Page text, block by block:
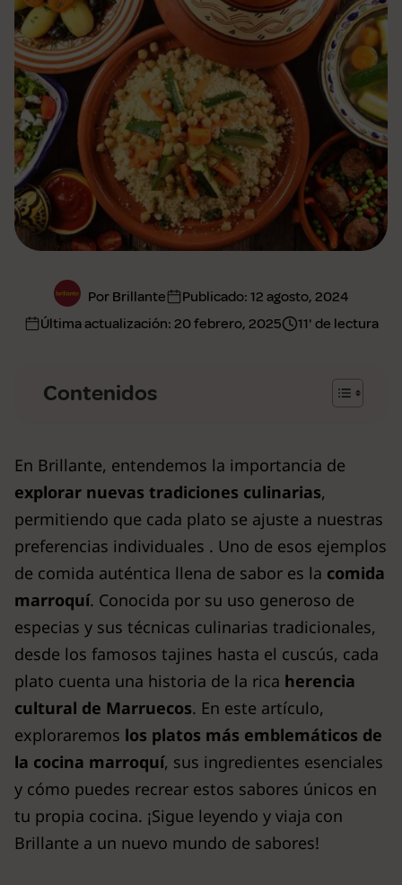
Por Brillante Publicado: 12 agosto, 2024
Última actualización: 20 febrero, 2025 11' de lectura
Contenidos
En Brillante, entendemos la importancia de
explorar nuevas tradiciones culinarias,
permitiendo que cada plato se ajuste a nuestras
preferencias individuales . Uno de esos ejemplos
de comida auténtica llena de sabor es la comida
marroquí. Conocida por su uso generoso de
especias y sus técnicas culinarias tradicionales,
desde los famosos tajines hasta el cuscús, cada
plato cuenta una historia de la rica herencia
cultural de Marruecos. En este artículo,
exploraremos los platos más emblemáticos de
la cocina marroquí, sus ingredientes esenciales
y cómo puedes recrear estos sabores únicos en
tu propia cocina. ¡Sigue leyendo y viaja con
Brillante a un nuevo mundo de sabores!